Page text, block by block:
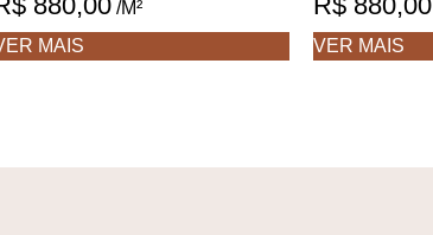
/M²
MAIS
VER MAIS